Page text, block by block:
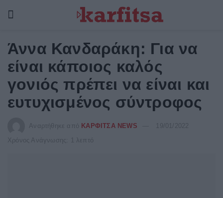
Άννα Κανδαράκη: Για να
είναι κάποιος καλός
γονιός πρέπει να είναι και
ευτυχισμένος σύντροφος
Αναρτήθηκε από ΚΑΡΦΙΤΣΑ NEWS
Χρόνος Ανάγνωσης: 1 λεπτό